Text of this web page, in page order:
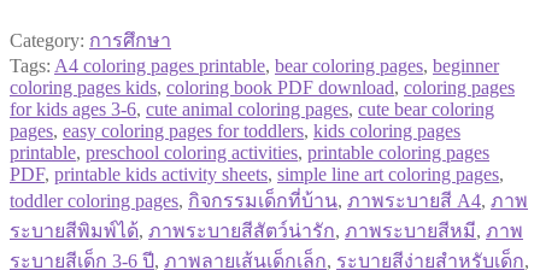
Category: การศึกษา
Tags: A4 coloring pages printable, bear coloring pages, beginner
coloring pages kids, coloring book PDF download, coloring pages
for kids ages 3-6, cute animal coloring pages, cute bear coloring
pages, easy coloring pages for toddlers, kids coloring pages
printable, preschool coloring activities, printable coloring pages
PDF, printable kids activity sheets, simple line art coloring pages,
toddler coloring pages, กิจกรรมเด็กที่บ้าน, ภาพระบายสี A4, ภาพ
ระบายสีพิมพ์ได้, ภาพระบายสีสัตว์น่ารัก, ภาพระบายสีหมี, ภาพ
ระบายสีเด็ก 3-6 ปี, ภาพลายเส้นเด็กเล็ก, ระบายสีง่ายสำหรับเด็ก,